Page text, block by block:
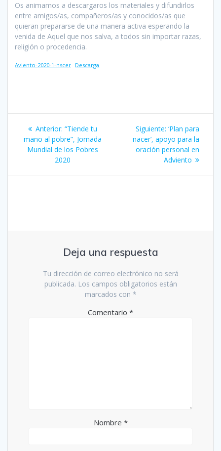
Os animamos a descargaros los materiales y difundirlos
entre amigos/as, compañeros/as y conocidos/as que
quieran prepararse de una manera activa esperando la
venida de Aquel que nos salva, a todos sin importar razas,
religión o procedencia.
Aviento-2020-1-nscer Descarga
Navegación
de
entradas
Anterior: Entrada
anterior:
“Tiende tu
mano al pobre”, Jornada
Mundial de los Pobres
2020
Siguiente: Siguiente
entrada:
‘Plan para
nacer’, apoyo para la
oración personal en
Adviento
Deja una respuesta
Tu dirección de correo electrónico no será
publicada. Los campos obligatorios están
marcados con *
Comentario *
Nombre *